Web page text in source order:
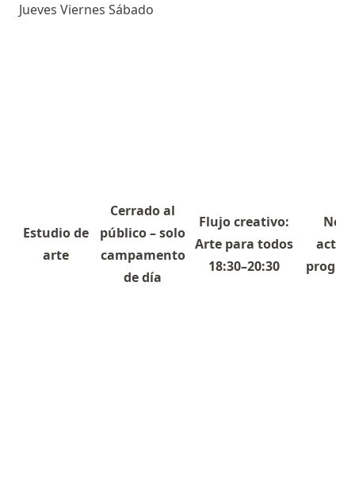
Jueves Viernes Sábado
Estudio de
arte
Cerrado al
público – solo
campamento
de día
Flujo creativo:
Arte para todos
18:30–20:30
No